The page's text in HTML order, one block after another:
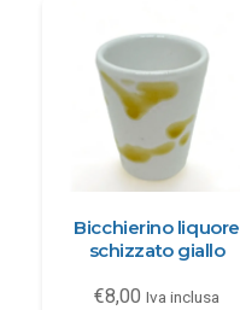
Bicchierino liquore
schizzato giallo
€8,00 Iva inclusa